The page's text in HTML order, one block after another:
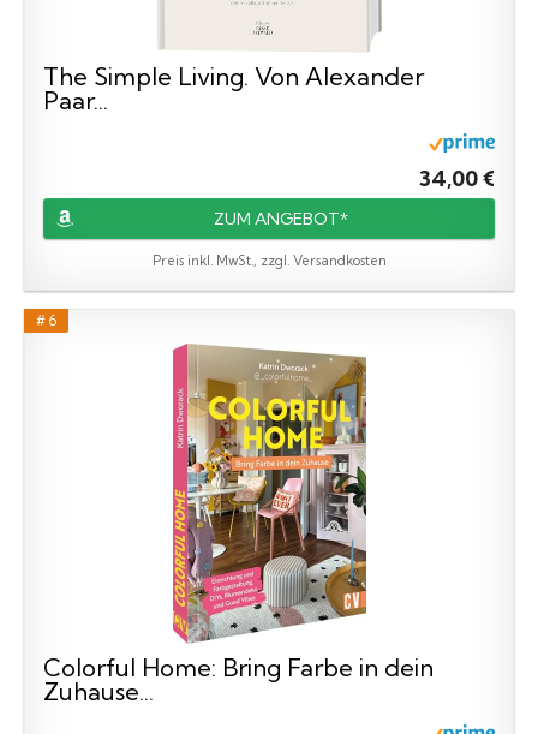
The Simple Living. Von Alexander
Paar...
34,00 €
ZUM ANGEBOT*
Preis inkl. MwSt., zzgl. Versandkosten
# 6
Colorful Home: Bring Farbe in dein
Zuhause...